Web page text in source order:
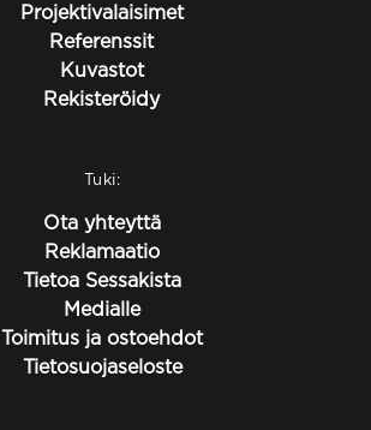
Projektivalaisimet
Referenssit
Kuvastot
Rekisteröidy
Tuki:
Ota yhteyttä
Reklamaatio
Tietoa Sessakista
Medialle
Toimitus ja ostoehdot
Tietosuojaseloste